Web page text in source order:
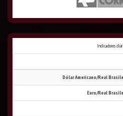
Indicadores
Dólar Americano/Real
Euro/Real